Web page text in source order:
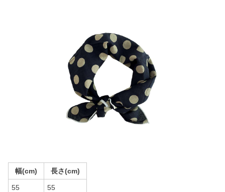
幅(cm) 長さ(cm)
55 55